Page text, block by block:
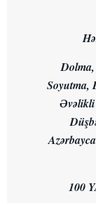
Dolma,
Soyutma,
Əvəlikli
100